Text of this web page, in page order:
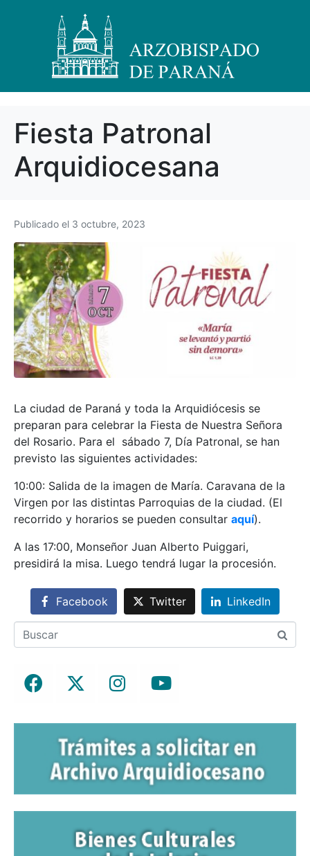
Fiesta Patronal
Arquidiocesana
Publicado el 3 octubre, 2023
La ciudad de Paraná y toda la Arquidiócesis se
preparan para celebrar la Fiesta de Nuestra Señora
del Rosario. Para el sábado 7, Día Patronal, se han
previsto las siguientes actividades:
10:00: Salida de la imagen de María. Caravana de la
Virgen por las distintas Parroquias de la ciudad. (El
recorrido y horarios se pueden consultar aquí).
A las 17:00, Monseñor Juan Alberto Puiggari,
presidirá la misa. Luego tendrá lugar la procesión.
Facebook Twitter LinkedIn